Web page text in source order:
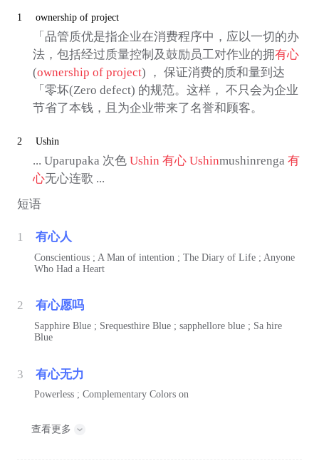
1 ownership of project
「品管质优是指企业在消费程序中，应以一切的办
法，包括经过质量控制及鼓励员工对作业的拥有心
(ownership of project) ， 保证消费的质和量到达
「零坏(Zero defect) 的规范。这样， 不只会为企业
节省了本钱，且为企业带来了名誉和顾客。
2 Ushin
... Uparupaka 次色 Ushin 有心 Ushinmushinrenga 有
心无心连歌 ...
短语
1 有心人
Conscientious ; A Man of intention ; The Diary of Life ; Anyone
Who Had a Heart
2 有心愿吗
Sapphire Blue ; Srequesthire Blue ; sapphellore blue ; Sa hire
Blue
3 有心无力
Powerless ; Complementary Colors on
查看更多